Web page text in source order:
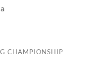
CHAMPIONSHIP